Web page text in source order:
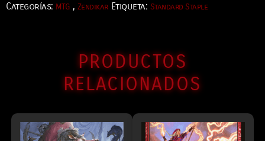
Categorías: MTG , Zendikar Etiqueta: Standard Staple
PRODUCTOS
RELACIONADOS